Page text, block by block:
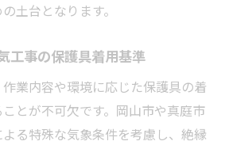
土台となります。
工事の保護具着用基準
業内容や環境に応じた保護具の着
とが不可欠です。岡山市や真庭市
る特殊な気象条件を考慮し、絶縁